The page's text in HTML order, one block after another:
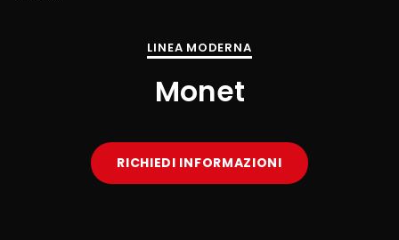
LINEA MODERNA
Monet
RICHIEDI INFORMAZIONI